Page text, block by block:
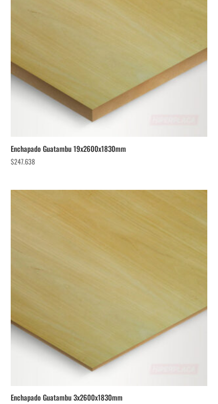
Enchapado Guatambu 19x2600x1830mm
$247.638
Enchapado Guatambu 3x2600x1830mm